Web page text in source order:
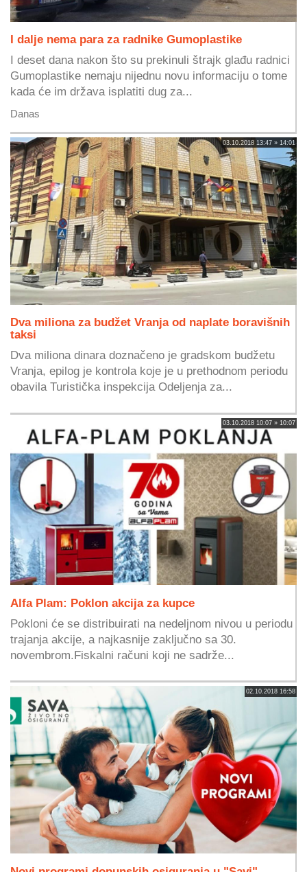
I dalje nema para za radnike Gumoplastike
I deset dana nakon što su prekinuli štrajk glađu radnici
Gumoplastike nemaju nijednu novu informaciju o tome
kada će im država isplatiti dug za...
Danas
03.10.2018 13:47 » 14:01
Dva miliona za budžet Vranja od naplate boravišnih
taksi
Dva miliona dinara doznačeno je gradskom budžetu
Vranja, epilog je kontrola koje je u prethodnom periodu
obavila Turistička inspekcija Odeljenja za...
03.10.2018 10:07 » 10:07
Alfa Plam: Poklon akcija za kupce
Pokloni će se distribuirati na nedeljnom nivou u periodu
trajanja akcije, a najkasnije zaključno sa 30.
novembrom.Fiskalni računi koji ne sadrže...
02.10.2018 16:58